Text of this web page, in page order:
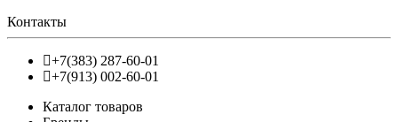
Контакты
+7(383) 287-60-01
+7(913) 002-60-01
Каталог товаров